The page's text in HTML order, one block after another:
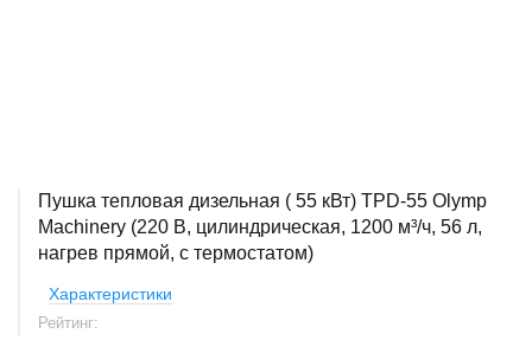
Пушка тепловая дизельная ( 55 кВт) TPD-55 Olymp
Machinery (220 В, цилиндрическая, 1200 м³/ч, 56 л,
нагрев прямой, с термостатом)
Характеристики
Рейтинг: